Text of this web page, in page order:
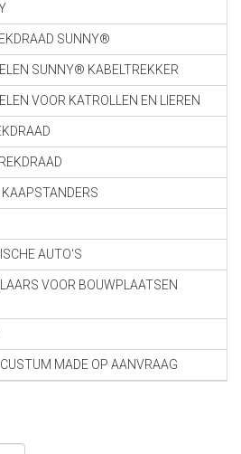
SUNNY®
SUNNY® KABELTREKKER
VOOR KATROLLEN EN LIEREN
KAAPSTANDERS
AUTO'S
VOOR BOUWPLAATSEN
CUSTUM MADE OP AANVRAAG